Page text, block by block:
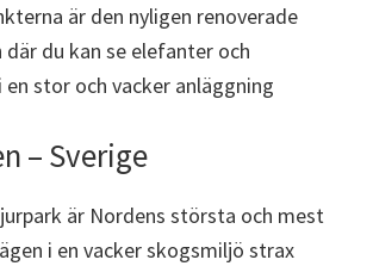
är den nyligen renoverade
du kan se elefanter och
en stor och vacker anläggning
– Sverige
är Nordens största och mest
i en vacker skogsmiljö strax